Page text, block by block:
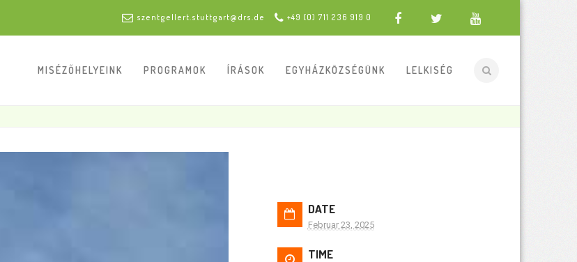
szentgellert.stuttgart@drs.de +49 (0) 711 236 919 0
MISÉZŐHELYEINK PROGRAMOK ÍRÁSOK EGYHÁZKÖZSÉGÜNK LELKISÉG
DATE
Februar 23, 2025
TIME